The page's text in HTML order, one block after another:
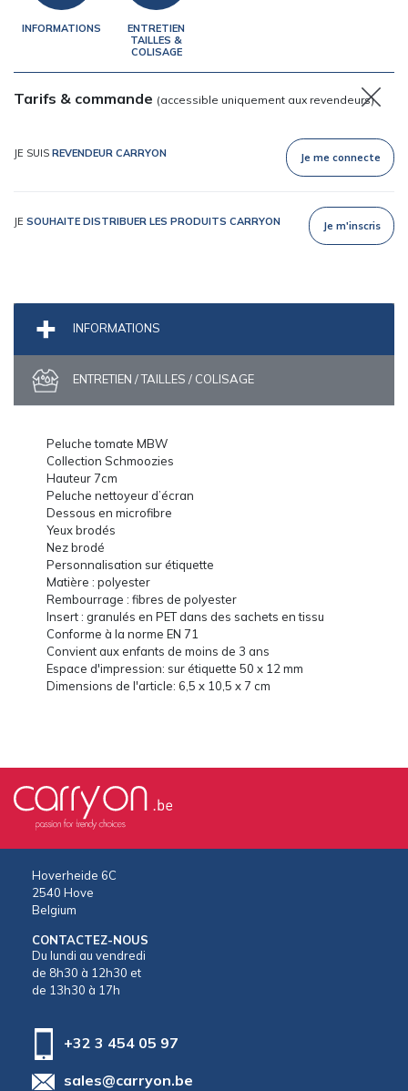
INFORMATIONS
ENTRETIEN
TAILLES &
COLISAGE
Tarifs & commande (accessible uniquement aux revendeurs)
JE SUIS REVENDEUR CARRYON Je me connecte
JE SOUHAITE DISTRIBUER LES PRODUITS CARRYON Je m'inscris
INFORMATIONS
ENTRETIEN / TAILLES / COLISAGE
Peluche tomate MBW
Collection Schmoozies
Hauteur 7cm
Peluche nettoyeur d’écran
Dessous en microfibre
Yeux brodés
Nez brodé
Personnalisation sur étiquette
Matière : polyester
Rembourrage : fibres de polyester
Insert : granulés en PET dans des sachets en tissu
Conforme à la norme EN 71
Convient aux enfants de moins de 3 ans
Espace d'impression: sur étiquette 50 x 12 mm
Dimensions de l'article: 6,5 x 10,5 x 7 cm
Hoverheide 6C
2540 Hove
Belgium
CONTACTEZ-NOUS
Du lundi au vendredi
de 8h30 à 12h30 et
de 13h30 à 17h
+32 3 454 05 97
sales@carryon.be